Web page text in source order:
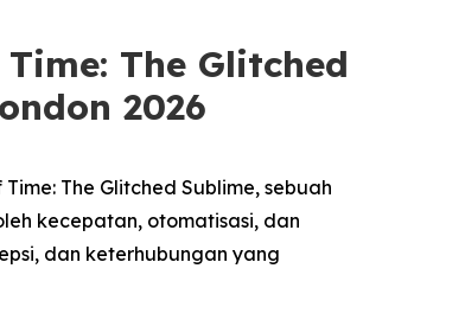
The Glitched
2026
Time: The Glitched Sublime, sebuah
kecepatan, otomatisasi, dan
dan keterhubungan yang